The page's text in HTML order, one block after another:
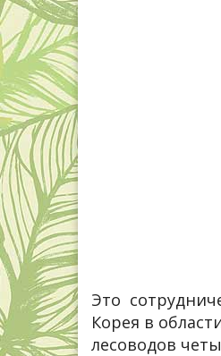
Это
Корея в
лесоводов